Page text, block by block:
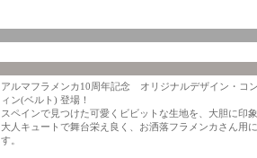
アルマフラメンカ10周年記念 オリジナルデザイン・コ
ィン(ベルト) 登場！
スペインで見つけた可愛くビビットな生地を、大胆に印
大人キュートで舞台栄え良く、お洒落フラメンカさん用
す。